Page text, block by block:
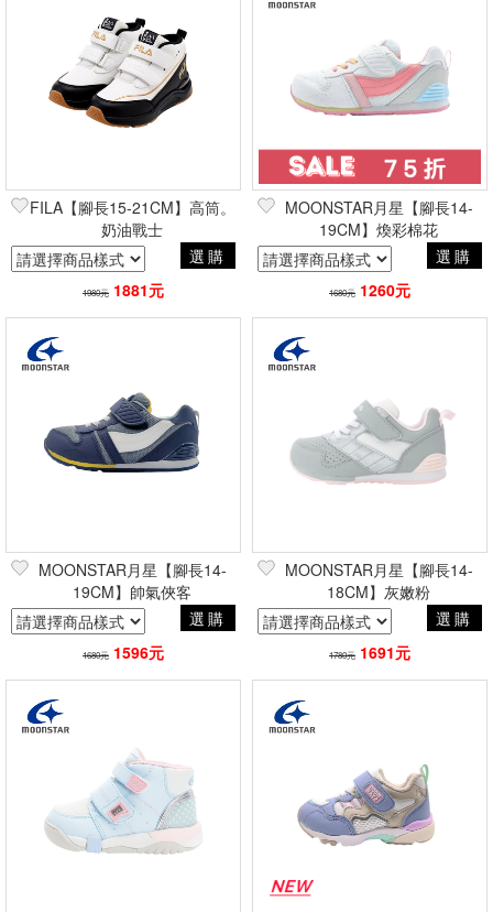
FILA【腳長15-21CM】高筒。
奶油戰士
選購
1980元 1881元
MOONSTAR月星【腳長14-
19CM】煥彩棉花
選購
1680元 1260元
MOONSTAR月星【腳長14-
19CM】帥氣俠客
選購
1680元 1596元
MOONSTAR月星【腳長14-
18CM】灰嫩粉
選購
1780元 1691元